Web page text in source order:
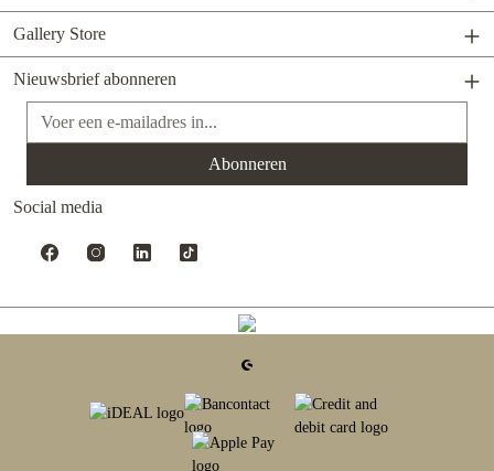
Gallery Store
Nieuwsbrief abonneren
E-mailadres*
Abonneren
Social media